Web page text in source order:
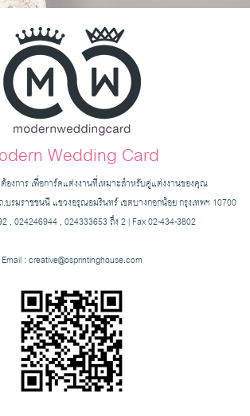
Wedding Card
องการ เพื่อการ์ดแต่งงานที่เหมาะสำหรับคู่แต่งงานของคุณ
บรมราชชนนี แขวงอรุณอมรินทร์ เขตบางกอกน้อย กรุงเทพฯ 10700
, 024246944 , 024333653 ถึง 2 | Fax 02-434-3802
Email : creative@osprintinghouse.com